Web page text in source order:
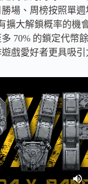
場、周榜按照單
擴大解鎖概率的機
70% 的鎖定代幣
戲愛好者更具吸引